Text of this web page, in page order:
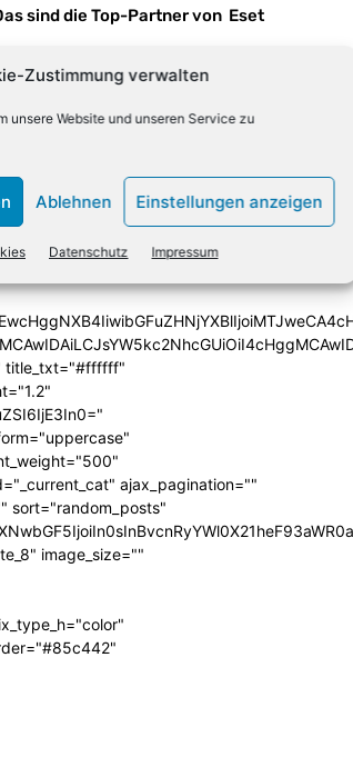
Zustimmung verwalten
unsere Website und unseren Service zu
Ablehnen Einstellungen anzeigen
Datenschutz Impressum
sind die Top-Partner von Eset
show_date2="none"
title_txt="#ffffff"
ajax_pagination=""
sort="random_posts"
image_size=""